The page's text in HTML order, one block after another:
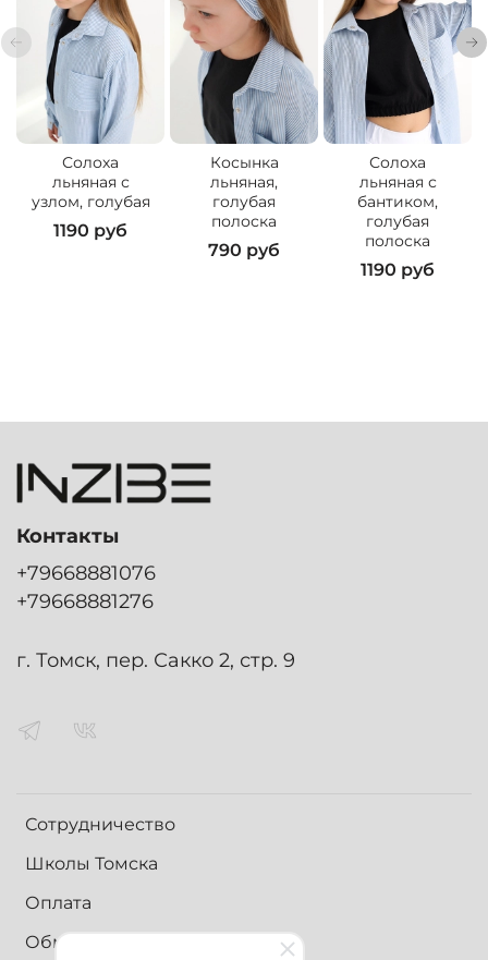
Солоха
льняная с
узлом, голубая
1190 руб
Косынка
льняная,
голубая
полоска
790 руб
Солоха
льняная с
бантиком,
голубая
полоска
1190 руб
Сотрудничество
Школы Томска
Оплата
Обмен и возврат
Контакты
+79668881076
+79668881276
г. Томск, пер. Сакко 2, стр. 9